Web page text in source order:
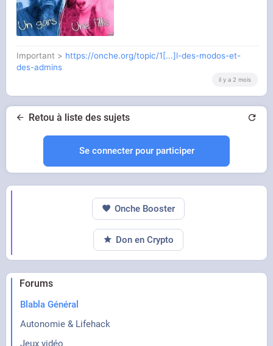
Important > https://onche.org/topic/1[...]l-des-modos-et-
des-admins
il y a 2 mois
Retou à liste des sujets
Se connecter pour participer
Forums
Blabla Général
Autonomie & Lifehack
Jeux vidéo
Onche Booster
Don en Crypto